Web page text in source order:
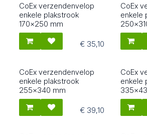
25011
CoEx verzendenvelop
enkele plakstrook
170x250 mm
€ 35,10
CoEx
enkele
25013
CoEx verzendenvelop
enkele plakstrook
255x340 mm
€ 39,10
CoEx
enkele